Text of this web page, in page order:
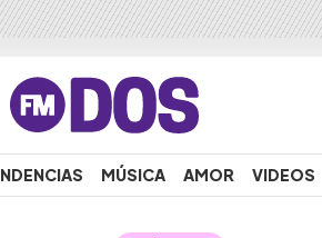
MÚSICA AMOR VIDEOS